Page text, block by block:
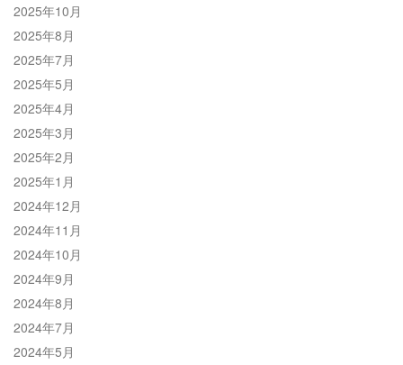
2025年10月
2025年8月
2025年7月
2025年5月
2025年4月
2025年3月
2025年2月
2025年1月
2024年12月
2024年11月
2024年10月
2024年9月
2024年8月
2024年7月
2024年5月